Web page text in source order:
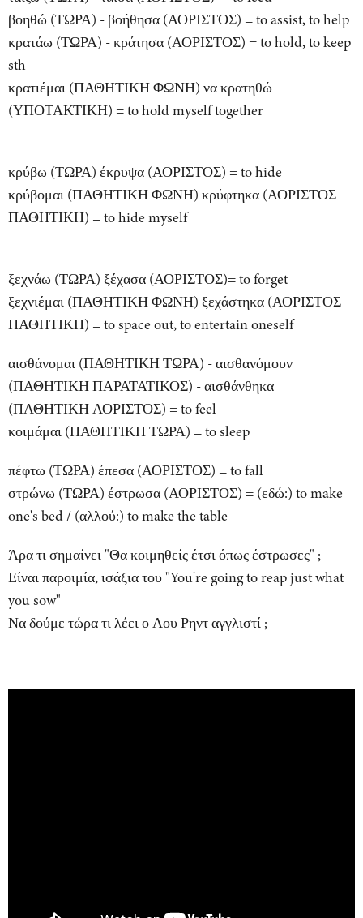
βοηθώ (ΤΩΡΑ) - βοήθησα (ΑΟΡΙΣΤΟΣ) = to assist, to help
κρατάω (ΤΩΡΑ) - κράτησα (ΑΟΡΙΣΤΟΣ) = to hold, to keep
sth
κρατιέμαι (ΠΑΘΗΤΙΚΗ ΦΩΝΗ) να κρατηθώ
(ΥΠΟΤΑΚΤΙΚΗ) = to hold myself together
κρύβω (ΤΩΡΑ) έκρυψα (ΑΟΡΙΣΤΟΣ) = to hide
κρύβομαι (ΠΑΘΗΤΙΚΗ ΦΩΝΗ) κρύφτηκα (ΑΟΡΙΣΤΟΣ
ΠΑΘΗΤΙΚΗ) = to hide myself
ξεχνάω (ΤΩΡΑ) ξέχασα (ΑΟΡΙΣΤΟΣ)= to forget
ξεχνιέμαι (ΠΑΘΗΤΙΚΗ ΦΩΝΗ) ξεχάστηκα (ΑΟΡΙΣΤΟΣ
ΠΑΘΗΤΙΚΗ) = to space out, to entertain oneself
αισθάνομαι (ΠΑΘΗΤΙΚΗ ΤΩΡΑ) - αισθανόμουν
(ΠΑΘΗΤΙΚΗ ΠΑΡΑΤΑΤΙΚΟΣ) - αισθάνθηκα
(ΠΑΘΗΤΙΚΗ ΑΟΡΙΣΤΟΣ) = to feel
κοιμάμαι (ΠΑΘΗΤΙΚΗ ΤΩΡΑ) = to sleep
πέφτω (ΤΩΡΑ) έπεσα (ΑΟΡΙΣΤΟΣ) = to fall
στρώνω (ΤΩΡΑ) έστρωσα (ΑΟΡΙΣΤΟΣ) = (εδώ:) to make
one's bed / (αλλού:) to make the table
Άρα τι σημαίνει "Θα κοιμηθείς έτσι όπως έστρωσες" ;
Είναι παροιμία, ισάξια του "You're going to reap just what
you sow"
Να δούμε τώρα τι λέει ο Λου Ρηντ αγγλιστί ;